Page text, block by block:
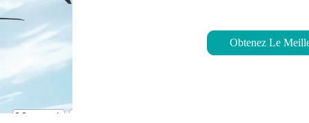
Obtenez Le